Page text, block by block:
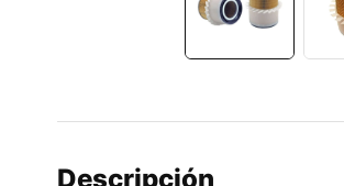
Descripción